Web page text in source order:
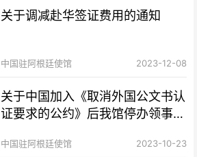
关于调减赴华签证费用的通知
中国驻阿根廷使馆 2023-12-08
关于中国加入《取消外国公文书认
证要求的公约》后我馆停办领事认
中国驻阿根廷使馆 2023-10-23